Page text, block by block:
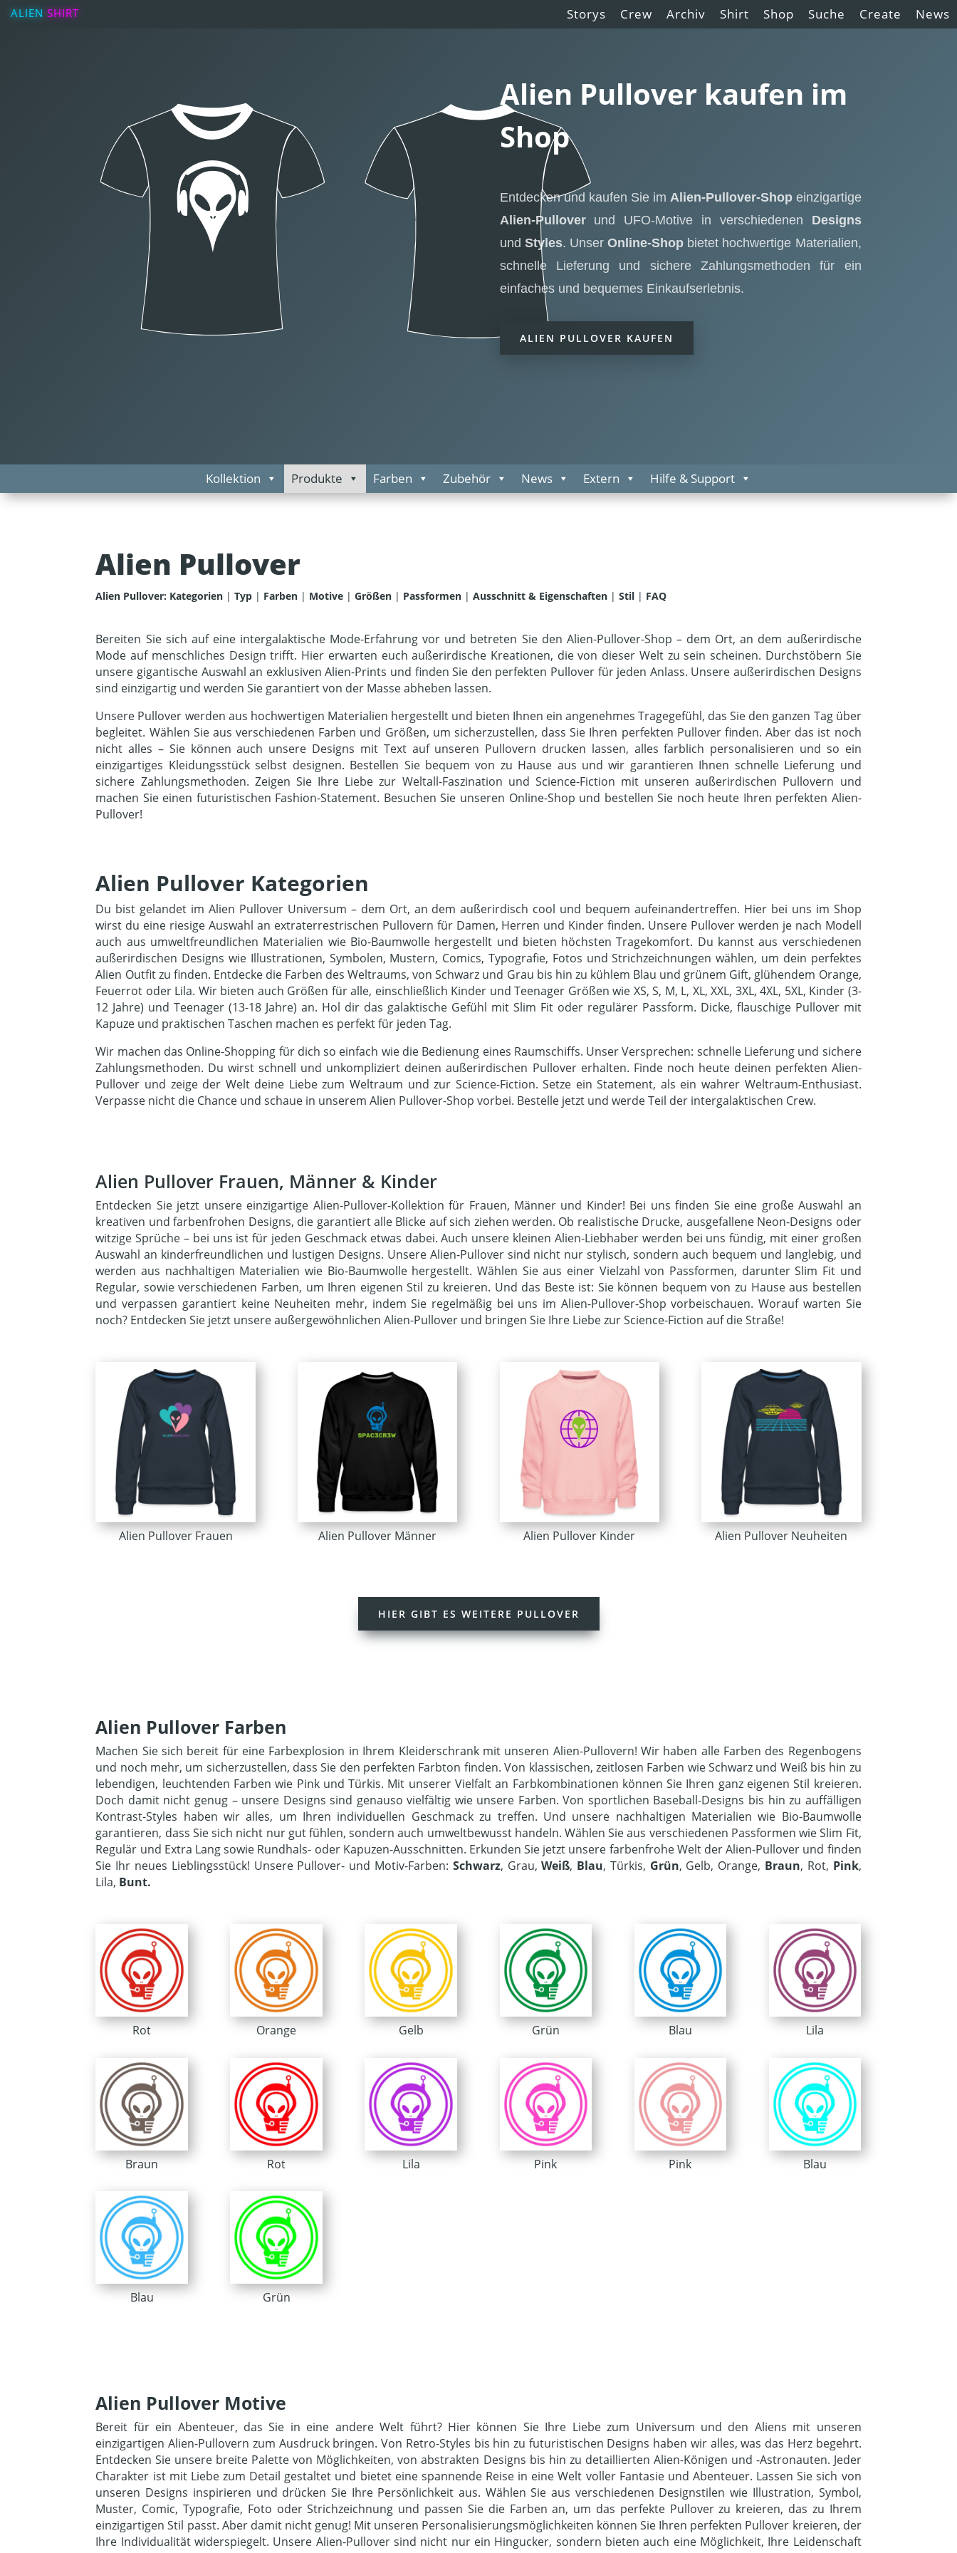
ALIEN SHIRT Storys Crew Archiv Shirt Shop Suche Create News
Alien Pullover kaufen im
Shop
Entdecken und kaufen Sie im Alien-Pullover-Shopeinzigartige
Alien-Pulloverund UFO-Motive in verschiedenen Designs
und Styles. UnserOnline-Shop bietet hochwertige Materialien,
schnelle Lieferung und sichere Zahlungsmethoden für ein
einfaches und bequemes Einkaufserlebnis.
ALIEN PULLOVER KAUFEN
Kollektion Produkte Farben Zubehör News Extern Hilfe & Support
Alien Pullover
Alien Pullover: Kategorien |Typ | Farben | Motive |Größen | Passformen |Ausschnitt & Eigenschaften |Stil | FAQ
Bereiten Sie sich auf eine intergalaktische Mode-Erfahrung vor und betreten Sie den Alien-Pullover-Shop – dem Ort, an dem außerirdische
Mode auf menschliches Design trifft. Hier erwarten euch außerirdische Kreationen, die von dieser Welt zu sein scheinen. Durchstöbern Sie
unsere gigantische Auswahl an exklusiven Alien-Prints und finden Sie den perfekten Pullover für jeden Anlass. Unsere außerirdischen Designs
sind einzigartig und werden Sie garantiert von der Masse abheben lassen.
Unsere Pullover werden aus hochwertigen Materialien hergestellt und bieten Ihnen ein angenehmes Tragegefühl, das Sie den ganzen Tag über
begleitet. Wählen Sie aus verschiedenen Farben und Größen, um sicherzustellen, dass Sie Ihren perfekten Pullover finden. Aber das ist noch
nicht alles – Sie können auch unsere Designs mit Text auf unseren Pullovern drucken lassen, alles farblich personalisieren und so ein
einzigartiges Kleidungsstück selbst designen. Bestellen Sie bequem von zu Hause aus und wir garantieren Ihnen schnelle Lieferung und
sichere Zahlungsmethoden. Zeigen Sie Ihre Liebe zur Weltall-Faszination und Science-Fiction mit unseren außerirdischen Pullovern und
machen Sie einen futuristischen Fashion-Statement. Besuchen Sie unseren Online-Shop und bestellen Sie noch heute Ihren perfekten Alien-
Pullover!
Alien Pullover Kategorien
Du bist gelandet im Alien Pullover Universum – dem Ort, an dem außerirdisch cool und bequem aufeinandertreffen. Hier bei uns im Shop
wirst du eine riesige Auswahl an extraterrestrischen Pullovern für Damen, Herren und Kinder finden. Unsere Pullover werden je nach Modell
auch aus umweltfreundlichen Materialien wie Bio-Baumwolle hergestellt und bieten höchsten Tragekomfort. Du kannst aus verschiedenen
außerirdischen Designs wie Illustrationen, Symbolen, Mustern, Comics, Typografie, Fotos und Strichzeichnungen wählen, um dein perfektes
Alien Outfit zu finden. Entdecke die Farben des Weltraums, von Schwarz und Grau bis hin zu kühlem Blau und grünem Gift, glühendem Orange,
Feuerrot oder Lila. Wir bieten auch Größen für alle, einschließlich Kinder und Teenager Größen wie XS, S, M, L, XL, XXL, 3XL, 4XL, 5XL, Kinder (3-
12 Jahre) und Teenager (13-18 Jahre) an. Hol dir das galaktische Gefühl mit Slim Fit oder regulärer Passform. Dicke, flauschige Pullover mit
Kapuze und praktischen Taschen machen es perfekt für jeden Tag.
Wir machen das Online-Shopping für dich so einfach wie die Bedienung eines Raumschiffs. Unser Versprechen: schnelle Lieferung und sichere
Zahlungsmethoden. Du wirst schnell und unkompliziert deinen außerirdischen Pullover erhalten. Finde noch heute deinen perfekten Alien-
Pullover und zeige der Welt deine Liebe zum Weltraum und zur Science-Fiction. Setze ein Statement, als ein wahrer Weltraum-Enthusiast.
Verpasse nicht die Chance und schaue in unserem Alien Pullover-Shop vorbei. Bestelle jetzt und werde Teil der intergalaktischen Crew.
Alien Pullover Frauen, Männer & Kinder
Entdecken Sie jetzt unsere einzigartige Alien-Pullover-Kollektion für Frauen, Männer und Kinder! Bei uns finden Sie eine große Auswahl an
kreativen und farbenfrohen Designs, die garantiert alle Blicke auf sich ziehen werden. Ob realistische Drucke, ausgefallene Neon-Designs oder
witzige Sprüche – bei uns ist für jeden Geschmack etwas dabei. Auch unsere kleinen Alien-Liebhaber werden bei uns fündig, mit einer großen
Auswahl an kinderfreundlichen und lustigen Designs. Unsere Alien-Pullover sind nicht nur stylisch, sondern auch bequem und langlebig, und
werden aus nachhaltigen Materialien wie Bio-Baumwolle hergestellt. Wählen Sie aus einer Vielzahl von Passformen, darunter Slim Fit und
Regular, sowie verschiedenen Farben, um Ihren eigenen Stil zu kreieren. Und das Beste ist: Sie können bequem von zu Hause aus bestellen
und verpassen garantiert keine Neuheiten mehr, indem Sie regelmäßig bei uns im Alien-Pullover-Shop vorbeischauen. Worauf warten Sie
noch? Entdecken Sie jetzt unsere außergewöhnlichen Alien-Pullover und bringen Sie Ihre Liebe zur Science-Fiction auf die Straße!
Alien Pullover Frauen Alien Pullover Männer Alien Pullover Kinder Alien Pullover Neuheiten
HIER GIBT ES WEITERE PULLOVER
Alien Pullover Farben
Machen Sie sich bereit für eine Farbexplosion in Ihrem Kleiderschrank mit unseren Alien-Pullovern! Wir haben alle Farben des Regenbogens
und noch mehr, um sicherzustellen, dass Sie den perfekten Farbton finden. Von klassischen, zeitlosen Farben wie Schwarz und Weiß bis hin zu
lebendigen, leuchtenden Farben wie Pink und Türkis. Mit unserer Vielfalt an Farbkombinationen können Sie Ihren ganz eigenen Stil kreieren.
Doch damit nicht genug – unsere Designs sind genauso vielfältig wie unsere Farben. Von sportlichen Baseball-Designs bis hin zu auffälligen
Kontrast-Styles haben wir alles, um Ihren individuellen Geschmack zu treffen. Und unsere nachhaltigen Materialien wie Bio-Baumwolle
garantieren, dass Sie sich nicht nur gut fühlen, sondern auch umweltbewusst handeln. Wählen Sie aus verschiedenen Passformen wie Slim Fit,
Regulär und Extra Lang sowie Rundhals- oder Kapuzen-Ausschnitten. Erkunden Sie jetzt unsere farbenfrohe Welt der Alien-Pullover und finden
Sie Ihr neues Lieblingsstück! Unsere Pullover- und Motiv-Farben: Schwarz, Grau,Weiß, Blau, Türkis, Grün, Gelb, Orange, Braun, Rot, Pink,
Lila, Bunt.
Rot Orange Gelb Grün Blau Lila
Braun Rot Lila Pink Pink Blau
Blau Grün
Alien Pullover Motive
Bereit für ein Abenteuer, das Sie in eine andere Welt führt? Hier können Sie Ihre Liebe zum Universum und den Aliens mit unseren
einzigartigen Alien-Pullovern zum Ausdruck bringen. Von Retro-Styles bis hin zu futuristischen Designs haben wir alles, was das Herz begehrt.
Entdecken Sie unsere breite Palette von Möglichkeiten, von abstrakten Designs bis hin zu detaillierten Alien-Königen und -Astronauten. Jeder
Charakter ist mit Liebe zum Detail gestaltet und bietet eine spannende Reise in eine Welt voller Fantasie und Abenteuer. Lassen Sie sich von
unseren Designs inspirieren und drücken Sie Ihre Persönlichkeit aus. Wählen Sie aus verschiedenen Designstilen wie Illustration, Symbol,
Muster, Comic, Typografie, Foto oder Strichzeichnung und passen Sie die Farben an, um das perfekte Pullover zu kreieren, das zu Ihrem
einzigartigen Stil passt. Aber damit nicht genug! Mit unseren Personalisierungsmöglichkeiten können Sie Ihren perfekten Pullover kreieren, der
Ihre Individualität widerspiegelt. Unsere Alien-Pullover sind nicht nur ein Hingucker, sondern bieten auch eine Möglichkeit, Ihre Leidenschaft